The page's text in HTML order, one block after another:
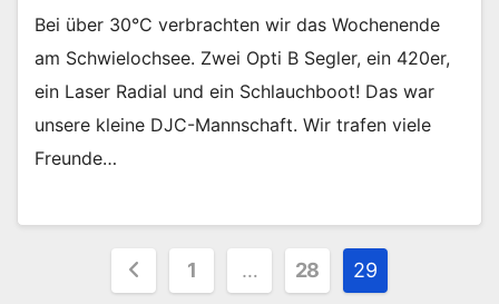
Bei über 30°C verbrachten wir das Wochenende
am Schwielochsee. Zwei Opti B Segler, ein 420er,
ein Laser Radial und ein Schlauchboot! Das war
unsere kleine DJC-Mannschaft. Wir trafen viele
Freunde…
Seitennummerierung
1 … 28 29